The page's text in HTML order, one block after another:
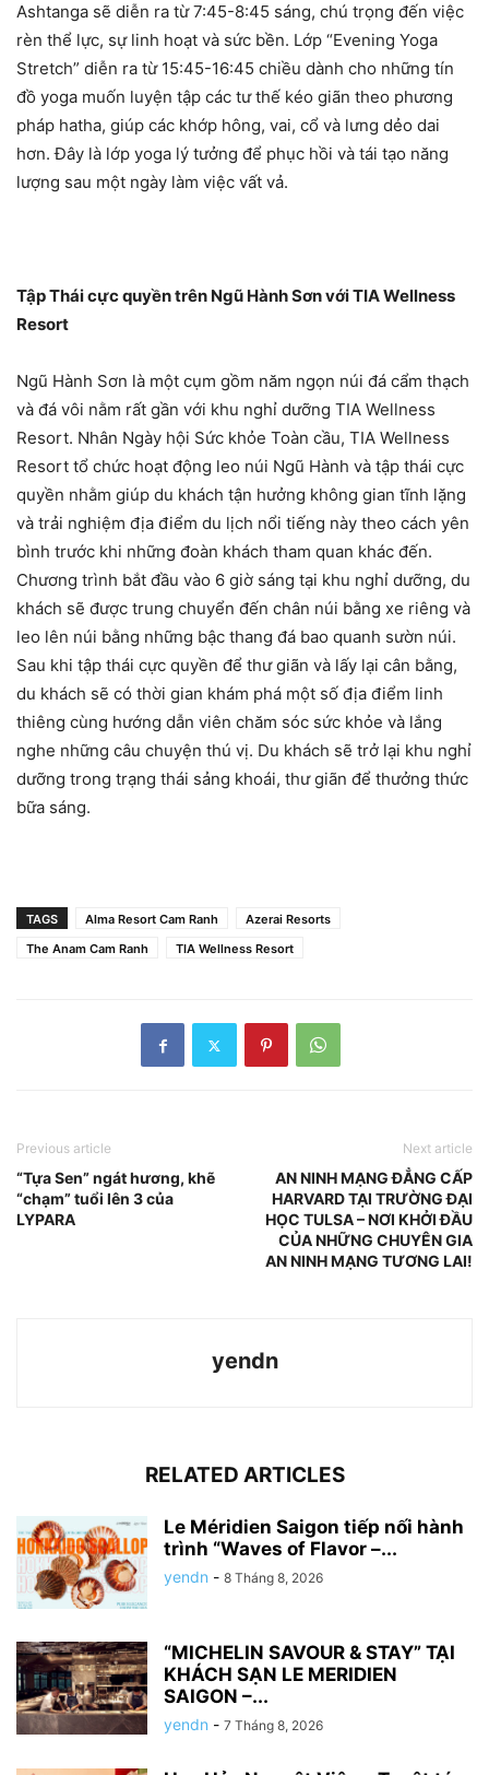
Ashtanga sẽ diễn ra từ 7:45-8:45 sáng, chú trọng đến việc
rèn thể lực, sự linh hoạt và sức bền. Lớp “Evening Yoga
Stretch” diễn ra từ 15:45-16:45 chiều dành cho những tín
đồ yoga muốn luyện tập các tư thế kéo giãn theo phương
pháp hatha, giúp các khớp hông, vai, cổ và lưng dẻo dai
hơn. Đây là lớp yoga lý tưởng để phục hồi và tái tạo năng
lượng sau một ngày làm việc vất vả.
Tập Thái cực quyền trên Ngũ Hành Sơn với TIA Wellness
Resort
Ngũ Hành Sơn là một cụm gồm năm ngọn núi đá cẩm thạch
và đá vôi nằm rất gần với khu nghỉ dưỡng TIA Wellness
Resort. Nhân Ngày hội Sức khỏe Toàn cầu, TIA Wellness
Resort tổ chức hoạt động leo núi Ngũ Hành và tập thái cực
quyền nhằm giúp du khách tận hưởng không gian tĩnh lặng
và trải nghiệm địa điểm du lịch nổi tiếng này theo cách yên
bình trước khi những đoàn khách tham quan khác đến.
Chương trình bắt đầu vào 6 giờ sáng tại khu nghỉ dưỡng, du
khách sẽ được trung chuyển đến chân núi bằng xe riêng và
leo lên núi bằng những bậc thang đá bao quanh sườn núi.
Sau khi tập thái cực quyền để thư giãn và lấy lại cân bằng,
du khách sẽ có thời gian khám phá một số địa điểm linh
thiêng cùng hướng dẫn viên chăm sóc sức khỏe và lắng
nghe những câu chuyện thú vị. Du khách sẽ trở lại khu nghỉ
dưỡng trong trạng thái sảng khoái, thư giãn để thưởng thức
bữa sáng.
TAGS Alma Resort Cam Ranh
Azerai Resorts
The Anam Cam Ranh
TIA Wellness Resort
Previous article
“Tựa Sen” ngát hương, khẽ
“chạm” tuổi lên 3 của
LYPARA
Next article
AN NINH MẠNG ĐẲNG CẤP
HARVARD TẠI TRƯỜNG ĐẠI
HỌC TULSA – NƠI KHỞI ĐẦU
CỦA NHỮNG CHUYÊN GIA
AN NINH MẠNG TƯƠNG LAI!
yendn
RELATED ARTICLES
Le Méridien Saigon tiếp nối hành
trình “Waves of Flavor –...
yendn - 8 Tháng 8, 2026
“MICHELIN SAVOUR & STAY” TẠI
KHÁCH SẠN LE MERIDIEN
SAIGON –...
yendn - 7 Tháng 8, 2026